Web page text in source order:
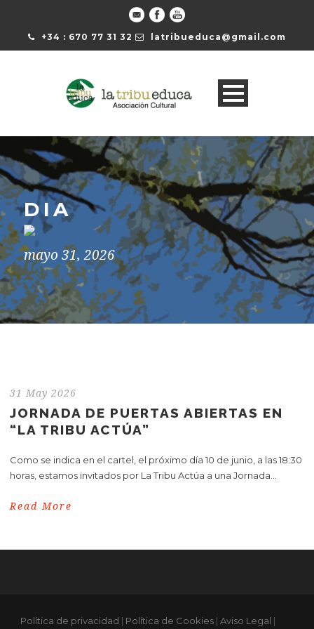
+34 : 670 77 31 32 latribueduca@gmail.com
DIA
mayo 31, 2026
31 May 2026
JORNADA DE PUERTAS ABIERTAS EN
“LA TRIBU ACTÚA”
Como se indica en el cartel, el próximo día 10 de junio, a las 18:30
horas, estamos invitados por La Tribu Actúa a una Jornada...
Read More
Política de privacidad | Política de Cookies | Aviso Legal |